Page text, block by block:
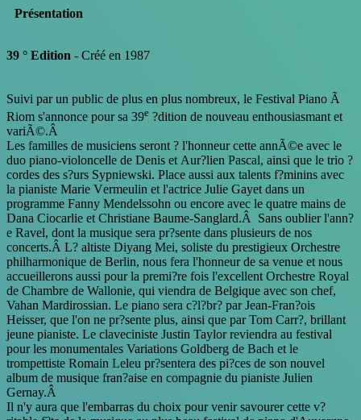
Présentation
39 ° Edition - Créé en 1987
Suivi par un public de plus en plus nombreux, le Festival Piano Ã
Riom s'annonce pour sa 39e ?dition de nouveau enthousiasmant et
variÃ©.Â
Les familles de musiciens seront ? l'honneur cette annÃ©e avec le
duo piano-violoncelle de Denis et Aur?lien Pascal, ainsi que le trio ?
cordes des s?urs Sypniewski. Place aussi aux talents f?minins avec
la pianiste Marie Vermeulin et l'actrice Julie Gayet dans un
programme Fanny Mendelssohn ou encore avec le quatre mains de
Dana Ciocarlie et Christiane Baume-Sanglard.Â Sans oublier l'ann?
e Ravel, dont la musique sera pr?sente dans plusieurs de nos
concerts.Â L? altiste Diyang Mei, soliste du prestigieux Orchestre
philharmonique de Berlin, nous fera l'honneur de sa venue et nous
accueillerons aussi pour la premi?re fois l'excellent Orchestre Royal
de Chambre de Wallonie, qui viendra de Belgique avec son chef,
Vahan Mardirossian. Le piano sera c?l?br? par Jean-Fran?ois
Heisser, que l'on ne pr?sente plus, ainsi que par Tom Carr?, brillant
jeune pianiste. Le claveciniste Justin Taylor reviendra au festival
pour les monumentales Variations Goldberg de Bach et le
trompettiste Romain Leleu pr?sentera des pi?ces de son nouvel
album de musique fran?aise en compagnie du pianiste Julien
Gernay.Â
Il n'y aura que l'embarras du choix pour venir savourer cette v?